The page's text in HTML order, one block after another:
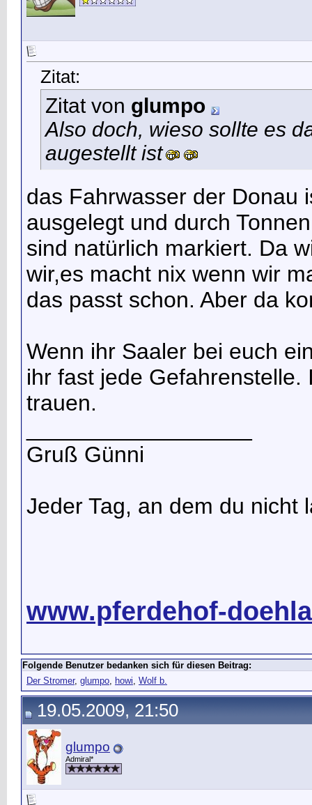
Zitat:
Zitat von glumpo
Also doch, wieso sollte es
augestellt ist
das Fahrwasser der Donau
ausgelegt und durch
sind natürlich markiert. Da
wir,es macht nix wenn wir
das passt schon. Aber da
Wenn ihr Saaler bei euch
ihr fast jede Gefahrenstelle.
trauen.
Gruß Günni
Jeder Tag, an dem du nicht
www.pferdehof-
Folgende Benutzer bedanken sich für diesen Beitrag:
Der Stromer, glumpo, howi, Wolf b.
19.05.2009, 21:50
glumpo
Admiral*